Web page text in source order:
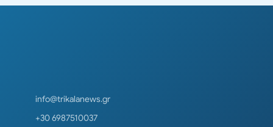
info@trikalanews.gr
+30 6987510037